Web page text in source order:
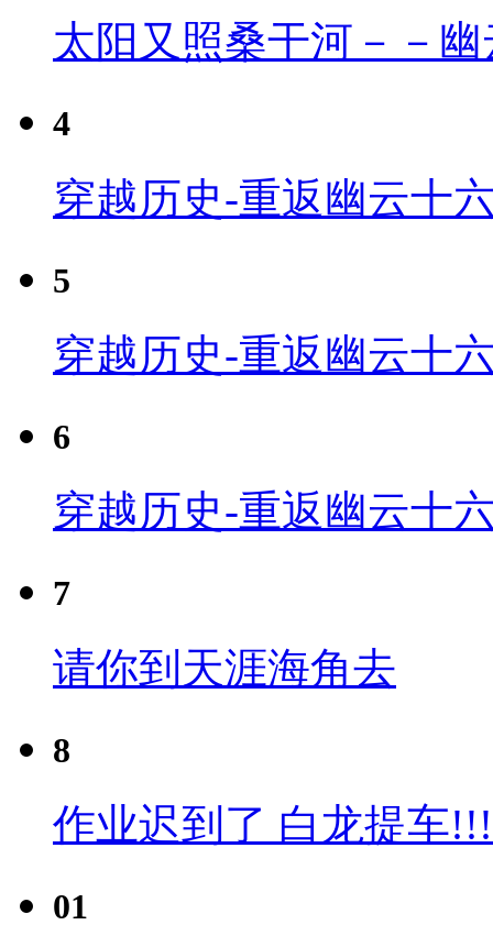
太阳又照桑干河－－
4
穿越历史-重返幽云十
5
穿越历史-重返幽云十
6
穿越历史-重返幽云十
7
请你到天涯海角去
8
作业迟到了 白龙提车
01